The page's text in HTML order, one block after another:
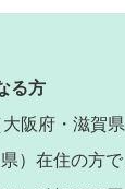
る方
阪府・滋賀
）在住の方